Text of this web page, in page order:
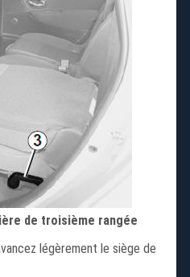
de troisième rangée
légèrement le siège de